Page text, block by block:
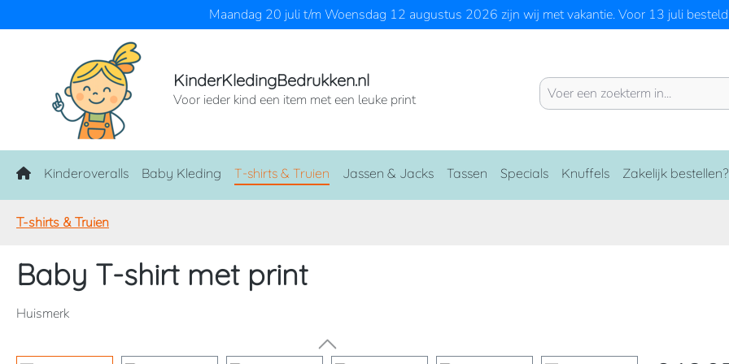
Maandag 20 juli t/m Woensdag 12 augustus 2026 zijn wij met vakantie. Voor 13 juli
KinderKledingBedrukken.nl
Voor ieder kind een item met een leuke print
Home
Kinderoveralls Baby Kleding T-shirts & Truien Jassen & Jacks Tassen Specials Knuffels Zakelijk bestellen?
T-shirts & Truien
Baby T-shirt met print
Huismerk